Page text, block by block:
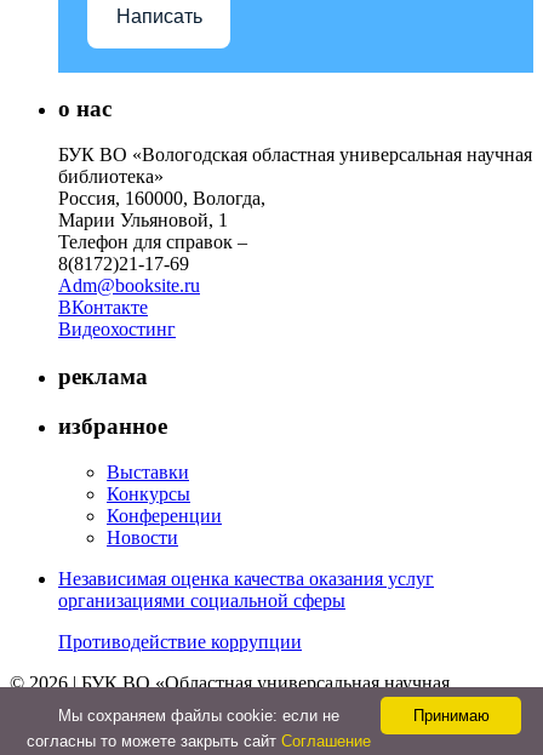
Написать
о нас
БУК ВО «Вологодская областная универсальная научная
библиотека»
Россия, 160000, Вологда,
Марии Ульяновой, 1
Телефон для справок –
8(8172)21-17-69
Adm@booksite.ru
ВКонтакте
Видеохостинг
реклама
избранное
Выставки
Конкурсы
Конференции
Новости
Независимая оценка качества оказания услуг
организациями социальной сферы
Противодействие коррупции
© 2026 | БУК ВО «Областная универсальная научная
библиотека»
Принимаю
Мы cохраняем файлы cookie: если не
согласны то можете закрыть сайт Соглашение